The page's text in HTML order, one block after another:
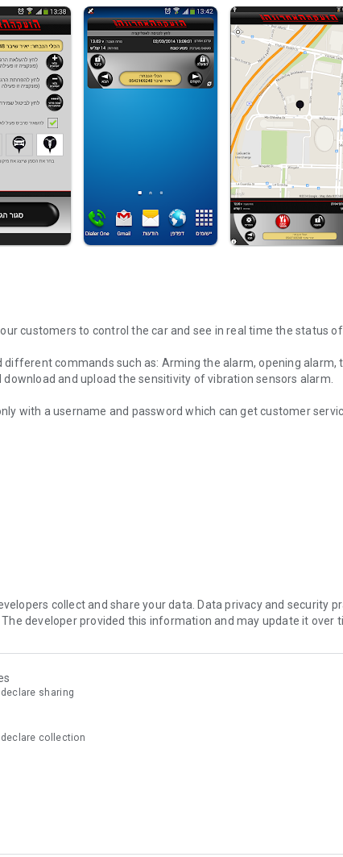
customers to control the car and see in real time the status
different commands such as: Arming the alarm, opening alarm,
and upload the sensitivity of vibration sensors alarm.
with a username and password which can get customer
collect and share your data. Data privacy and security
developer provided this information and may update it over
sharing
collection